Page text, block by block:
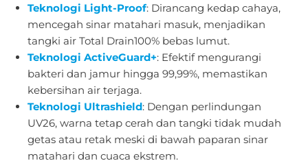
Teknologi Light-Proof: Dirancang kedap cahaya,
mencegah sinar matahari masuk, menjadikan
tangki air Total Drain100% bebas lumut.
Teknologi ActiveGuard+: Efektif mengurangi
bakteri dan jamur hingga 99,99%, memastikan
kebersihan air terjaga.
Teknologi Ultrashield: Dengan perlindungan
UV26, warna tetap cerah dan tangki tidak mudah
getas atau retak meski di bawah paparan sinar
matahari dan cuaca ekstrem.